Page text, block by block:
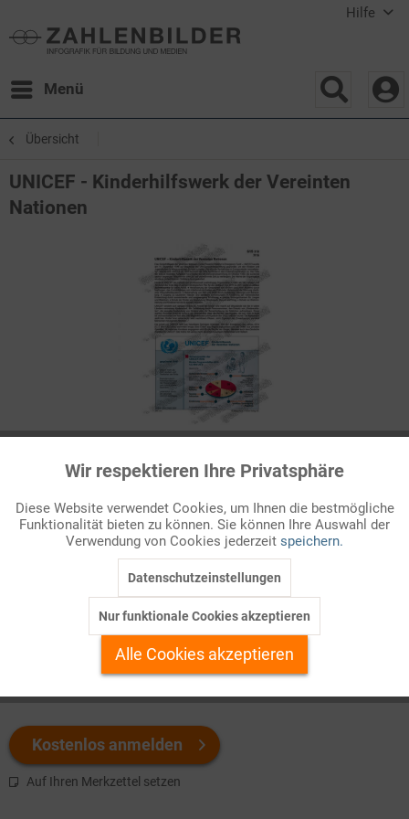
Hilfe
Menü
Übersicht
UNICEF - Kinderhilfswerk der Vereinten
Nationen
Das Kinderhilfswerk der Vereinten Nationen(United Nations
Children’s Emergency Fund – UNICEF)wurde am 11. Dez ...
Welchen Download brauchen Sie?
Kostenlos anmelden
Auf Ihren Merkzettel setzen
Funktionale Aktiv
Marketing Inaktiv
Personalisierung Inaktiv
Service
Wir respektieren Ihre Privatsphäre
Diese Website verwendet Cookies, um Ihnen die bestmögliche
Funktionalität bieten zu können. Sie können Ihre Auswahl der
Verwendung von Cookies jederzeit speichern.
Datenschutzeinstellungen
Nur funktionale Cookies akzeptieren
Alle Cookies akzeptieren